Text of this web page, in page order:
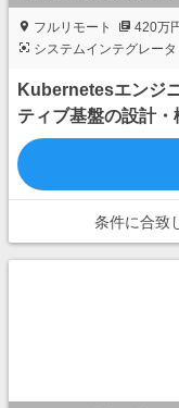
フルリモート
420万
システムインテグレー
Kubernetesエンジ
ティブ基盤の設計
条件に合致